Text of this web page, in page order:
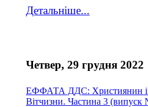
Детальніше...
Четвер, 29 грудня 2022
ЕФФАТА ДДС: Християнин і
Вітчизни. Частина 3 (випуск